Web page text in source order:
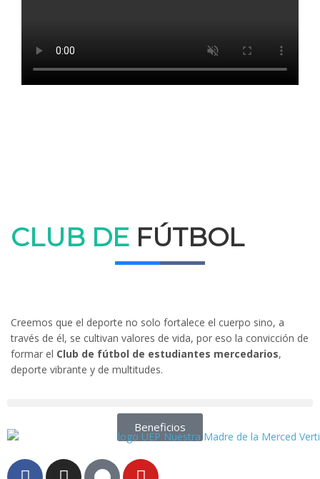
CLUB DE FÚTBOL
Creemos que el deporte no solo fortalece el cuerpo sino, a
través de él, se cultivan valores de vida, por eso la convicción de
formar el Club de fútbol de estudiantes mercedarios,
deporte vibrante y de multitudes.
Beneficios